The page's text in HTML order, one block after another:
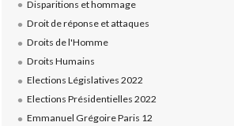
Disparitions et hommage
Droit de réponse et attaques
Droits de l'Homme
Droits Humains
Elections Législatives 2022
Elections Présidentielles 2022
Emmanuel Grégoire Paris 12